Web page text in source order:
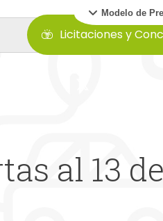
Modelo de
Licitaciones y
al 13 de